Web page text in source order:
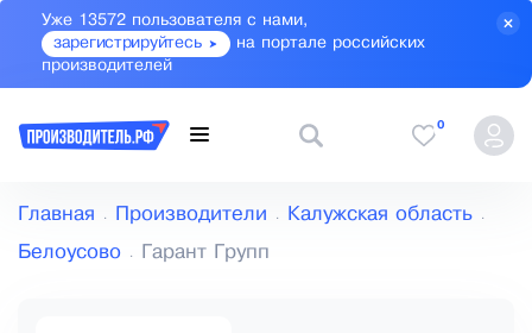
Уже 13572 пользователя с нами,
зарегистрируйтесь
на портале российских
производителей
0
Главная Производители Калужская область
Белоусово Гарант Групп